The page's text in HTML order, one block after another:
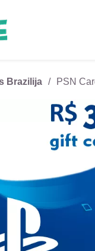
Brazilija PSN